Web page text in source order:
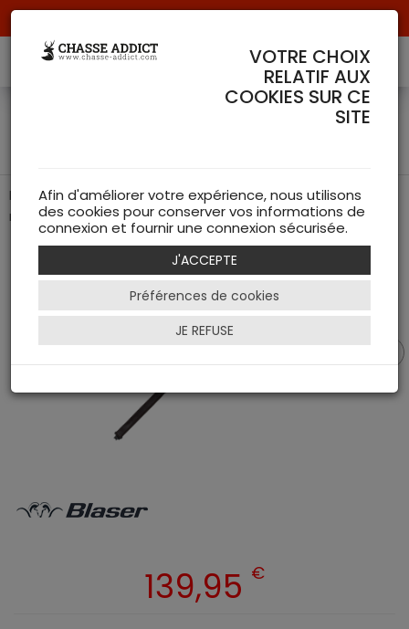
Bretelle Blaser Canvas &
L'accessoire premium alliant cuir de vachette, toile et
néoprène.
139,95 €
VOTRE CHOIX
RELATIF AUX
COOKIES SUR CE
SITE
Afin d'améliorer votre expérience, nous utilisons
des cookies pour conserver vos informations de
connexion et fournir une connexion sécurisée.
J'ACCEPTE
Préférences de cookies
JE REFUSE